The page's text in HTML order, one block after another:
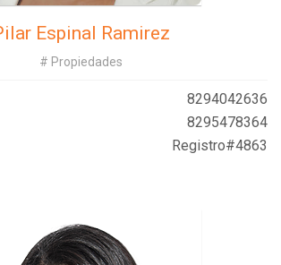
Espinal Ramirez
# Propiedades
8294042636
8295478364
Registro#4863